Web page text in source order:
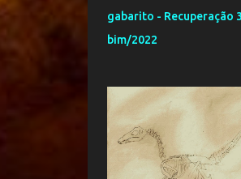
fevereiro
Ásia - Trabalhos 9º
2017
agosto
junho
gabarito - Recuperação
bim/2022